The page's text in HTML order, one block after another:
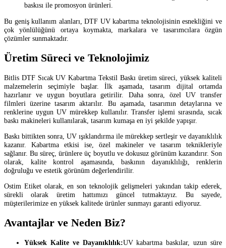
baskısı ile promosyon ürünleri.
Bu geniş kullanım alanları, DTF UV kabartma teknolojisinin esnekliğini ve
çok yönlülüğünü ortaya koymakta, markalara ve tasarımcılara özgün
çözümler sunmaktadır.
Üretim Süreci ve Teknolojimiz
Bitlis DTF Sıcak UV Kabartma Tekstil Baskı üretim süreci, yüksek kaliteli
malzemelerin seçimiyle başlar. İlk aşamada, tasarım dijital ortamda
hazırlanır ve uygun boyutlara getirilir. Daha sonra, özel UV transfer
filmleri üzerine tasarım aktarılır. Bu aşamada, tasarımın detaylarına ve
renklerine uygun UV mürekkep kullanılır. Transfer işlemi sırasında, sıcak
baskı makineleri kullanılarak, tasarım kumaşa en iyi şekilde yapışır.
Baskı bittikten sonra, UV ışıklandırma ile mürekkep sertleşir ve dayanıklılık
kazanır. Kabartma etkisi ise, özel makineler ve tasarım teknikleriyle
sağlanır. Bu süreç, ürünlere üç boyutlu ve dokusuz görünüm kazandırır. Son
olarak, kalite kontrol aşamasında, baskının dayanıklılığı, renklerin
doğruluğu ve estetik görünüm değerlendirilir.
Ostim Etiket olarak, en son teknolojik gelişmeleri yakından takip ederek,
sürekli olarak üretim hattımızı güncel tutmaktayız. Bu sayede,
müşterilerimize en yüksek kalitede ürünler sunmayı garanti ediyoruz.
Avantajlar ve Neden Biz?
Yüksek Kalite ve Dayanıklılık:UV kabartma baskılar, uzun süre